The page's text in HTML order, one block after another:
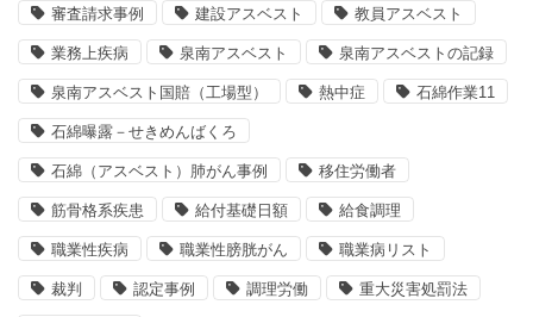
審査請求事例 建設アスベスト 教員アスベスト
業務上疾病 泉南アスベスト 泉南アスベストの記録
泉南アスベスト国賠（工場型） 熱中症 石綿作業11
石綿曝露－せきめんばくろ
石綿（アスベスト）肺がん事例 移住労働者
筋骨格系疾患 給付基礎日額 給食調理
職業性疾病 職業性膀胱がん 職業病リスト
裁判 認定事例 調理労働 重大災害処罰法